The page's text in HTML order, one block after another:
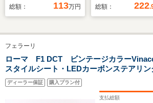
キープアシスト デジ
タルルームミラー
総額： 113万円 総額： 222
フェラーリ
ローマ F1 DCT ビンテージカラー
スタイルシート・LEDカーボンステアリ
ダッシュボードインサート・カーボンシル
ーボンセンタートンネル・アルミニウムカ
ディーラー保証 購入プラン付
支払総額